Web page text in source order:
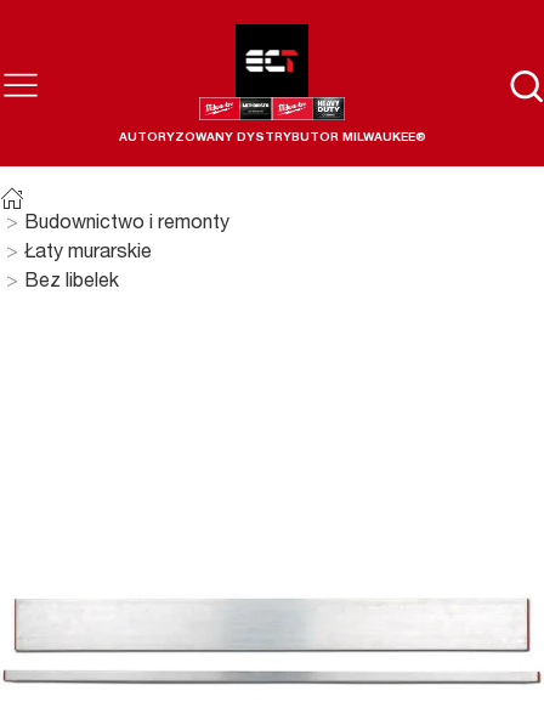
AUTORYZOWANY DYSTRYBUTOR MILWAUKEE®
Budownictwo i remonty
Łaty murarskie
Bez libelek